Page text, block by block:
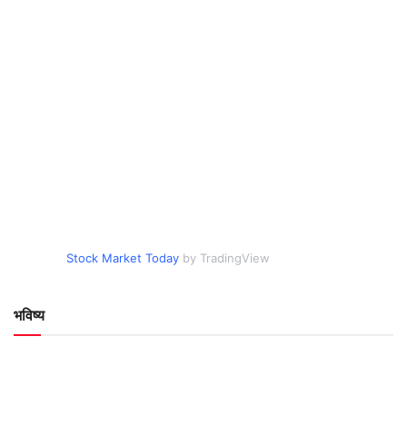
Stock Market Today by TradingView
भविष्य